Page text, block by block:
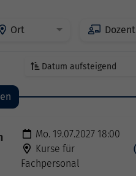
Ort Dozent
Datum aufsteigend
Mo. 19.07.2027 18:00
Kurse für
Fachpersonal